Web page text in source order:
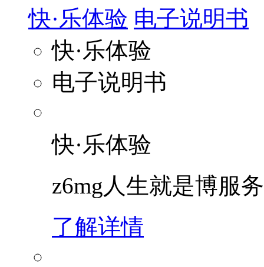
快·乐体验 电子说明书
快·乐体验
电子说明书
快·乐体验
z6mg人生就是博服
了解详情